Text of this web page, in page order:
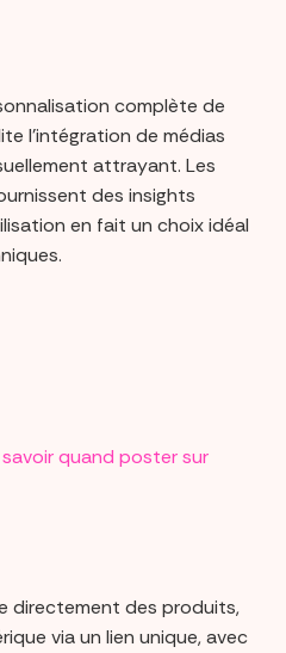
complète de
l'intégration de médias
attrayant. Les
des insights
en fait un choix idéal
quand poster sur
directement des produits,
via un lien unique, avec